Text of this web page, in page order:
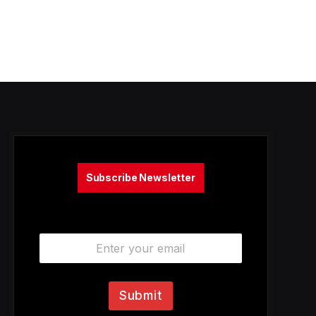
Subscribe Newsletter
E
a
Submit